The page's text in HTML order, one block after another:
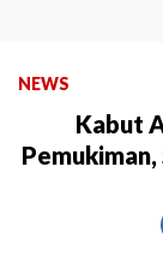
NEWS
Kabut